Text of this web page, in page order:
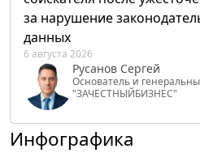
за нарушение
данных
6 августа 2026
Русанов Сергей
Основатель и
"ЗАЧЕСТНЫЙБИЗНЕС"
Инфографика